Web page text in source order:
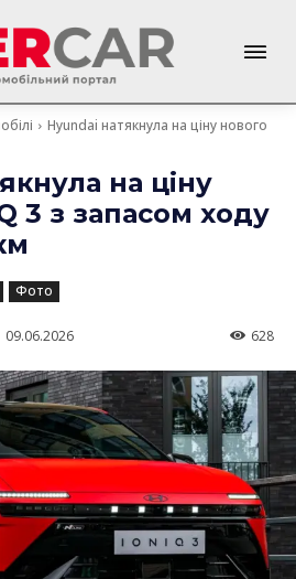
Hyundai натякнула на ціну нового
на ціну
3 з запасом ходу
Фото
09.06.2026 628